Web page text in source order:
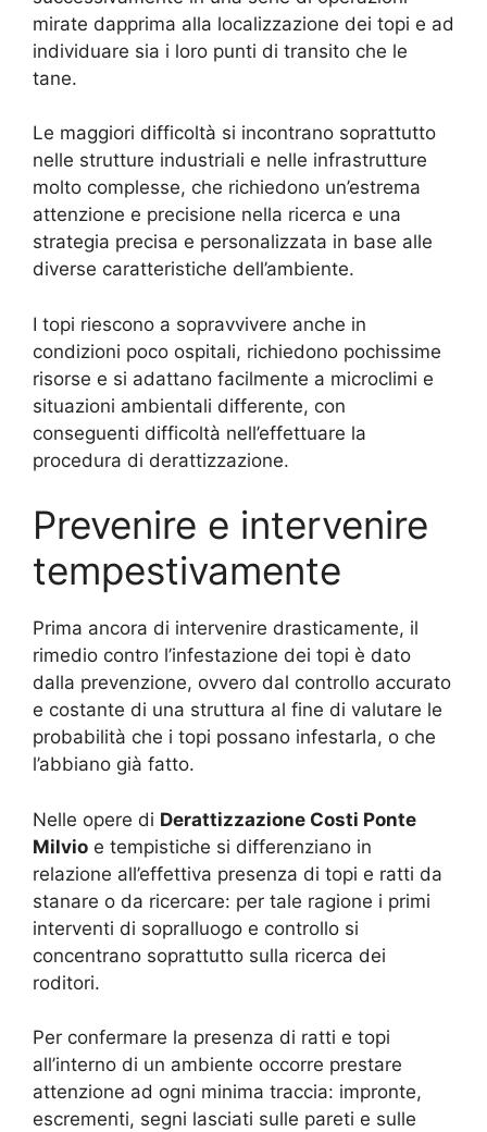
mirate dapprima alla localizzazione dei topi e ad
individuare sia i loro punti di transito che le
tane.
Le maggiori difficoltà si incontrano soprattutto
nelle strutture industriali e nelle infrastrutture
molto complesse, che richiedono un’estrema
attenzione e precisione nella ricerca e una
strategia precisa e personalizzata in base alle
diverse caratteristiche dell’ambiente.
I topi riescono a sopravvivere anche in
condizioni poco ospitali, richiedono pochissime
risorse e si adattano facilmente a microclimi e
situazioni ambientali differente, con
conseguenti difficoltà nell’effettuare la
procedura di derattizzazione.
Prevenire e intervenire
tempestivamente
Prima ancora di intervenire drasticamente, il
rimedio contro l’infestazione dei topi è dato
dalla prevenzione, ovvero dal controllo accurato
e costante di una struttura al fine di valutare le
probabilità che i topi possano infestarla, o che
l’abbiano già fatto.
Nelle opere di Derattizzazione Costi Ponte
Milvio e tempistiche si differenziano in
relazione all’effettiva presenza di topi e ratti da
stanare o da ricercare: per tale ragione i primi
interventi di sopralluogo e controllo si
concentrano soprattutto sulla ricerca dei
roditori.
Per confermare la presenza di ratti e topi
all’interno di un ambiente occorre prestare
attenzione ad ogni minima traccia: impronte,
escrementi, segni lasciati sulle pareti e sulle